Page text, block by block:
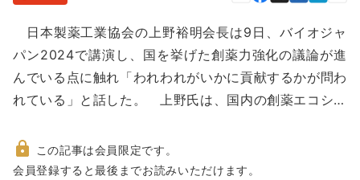
に
動
日本製薬工業協会の上野裕明会長は9日、バイオジャ
パン2024で講演し、国を挙げた創薬力強化の議論が進
んでいる点に触れ「われわれがいかに貢献するかが問わ
れている」と話した。 上野氏は、国内の創薬エコシ…
非
この記事は会員限定です。
会員登録すると最後までお読みいただけます。